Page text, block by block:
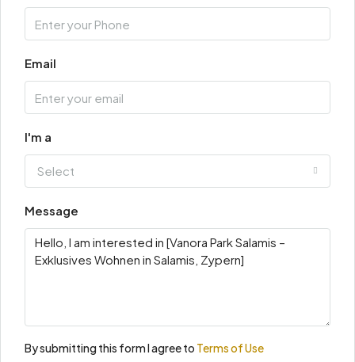
Email
I'm a
Select
Message
By submitting this form I agree to Terms of Use